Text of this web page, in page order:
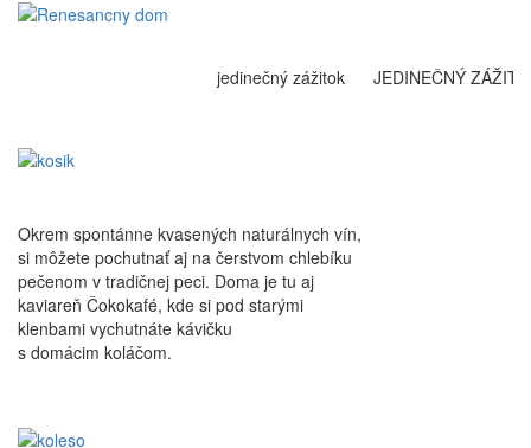
jedinečný zážitok JEDINEČNÝ ZÁŽITOK
Okrem spontánne kvasených naturálnych vín,
si môžete pochutnať aj na čerstvom chlebíku
pečenom v tradičnej peci. Doma je tu aj
kaviareň Čokokafé, kde si pod starými
klenbami vychutnáte kávičku
s domácim koláčom.